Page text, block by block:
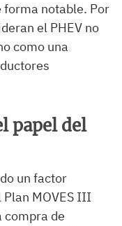
forma notable. Por
el PHEV no
como una
papel del
un factor
MOVES III
compra de